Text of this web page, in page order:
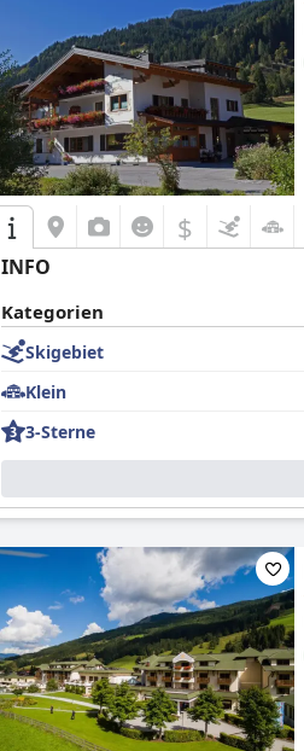
$
INFO
Kategorien
Skigebiet
Klein
3-Sterne